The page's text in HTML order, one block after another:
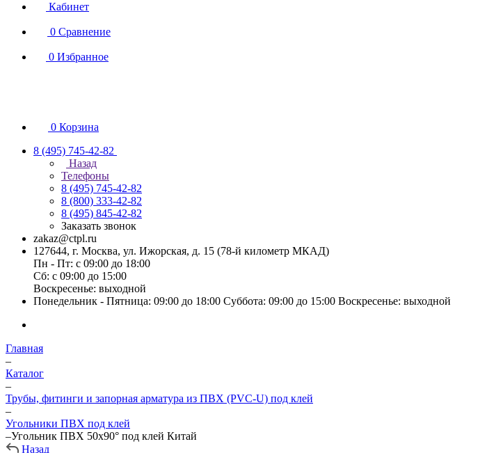
Кабинет
0 Сравнение
0 Избранное
0 Корзина
8 (495) 745-42-82
Назад
Телефоны
8 (495) 745-42-82
8 (800) 333-42-82
8 (495) 845-42-82
Заказать звонок
zakaz@ctpl.ru
127644, г. Москва, ул. Ижорская, д. 15 (78-й километр МКАД)
Пн - Пт: с 09:00 до 18:00
Сб: с 09:00 до 15:00
Воскресенье: выходной
Понедельник - Пятница: 09:00 до 18:00 Суббота: 09:00 до 15:00 Воскресенье: выходной
Главная
–
Каталог
–
Трубы, фитинги и запорная арматура из ПВХ (PVC-U) под клей
–
Угольники ПВХ под клей
–Угольник ПВХ 50х90° под клей Китай
Назад